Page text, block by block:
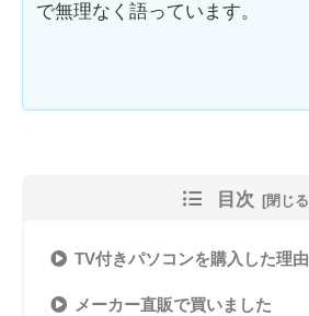
で無理なく語っています。
目次
TV付きパソコンを購入した理由
メーカー直販で買いました